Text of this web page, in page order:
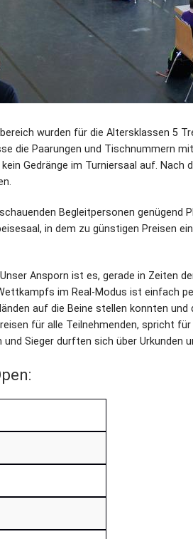
wurden für die Altersklassen 5
die Paarungen und Tischnummern
Gedränge im Turniersaal auf. Nach
Begleitpersonen genügend
in dem zu günstigen Preisen
Ansporn ist es, gerade in Zeiten
im Real-Modus ist einfach
auf die Beine stellen konnten und
für alle Teilnehmenden, spricht
Sieger durften sich über Urkunden